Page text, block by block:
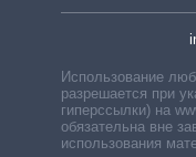
Использование
разрешается при
гиперссылки) на
обязательна вне
использования